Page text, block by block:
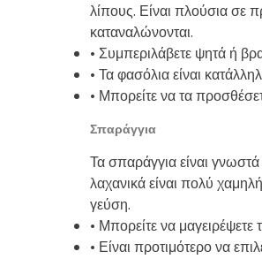
λίπους. Είναι πλούσια σε
καταναλώνονται.
• Συμπεριλάβετε ψητά ή
• Τα φασόλια είναι
• Μπορείτε να τα
Σπαράγγια
Τα σπαράγγια είναι
λαχανικά είναι πολύ
γεύση.
• Μπορείτε να
• Είναι προτιμότερο να